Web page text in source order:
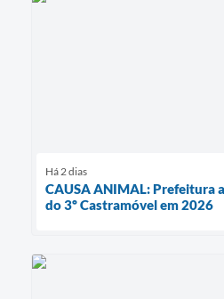
Há 2 dias
CAUSA ANIMAL: Prefeitura
do 3º Castramóvel em 2026